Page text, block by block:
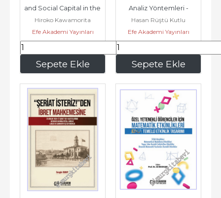
Sepete Ekle
and Social Capital in the
Agricultural Sector : a...
Hiroko Kawamorita
Efe Akademi Yayınları
450,00 Sepete Ekle
Analiz Yöntemleri -
Hasan Rüştü Kutlu
Efe Akademi Yayınları
540,00